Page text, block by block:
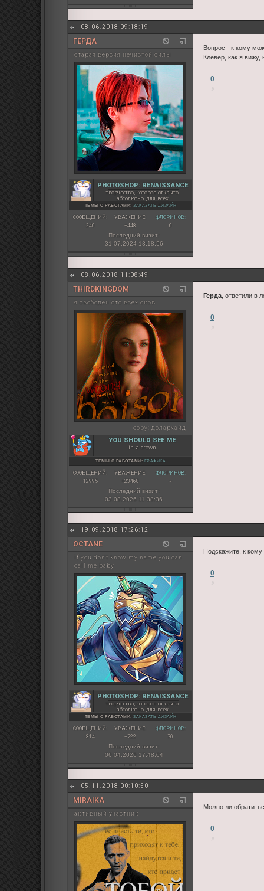
08.06.2018 09:18:19
ГЕРДA
старая версия нечистой силы
PHOTOSHOP: RENAISSANCE
творчество, которое открыто
абсолютно для всех
ТЕМЫ С РАБОТАМИ: ЗАКАЗАТЬ ДИЗАЙН
СООБЩЕНИЙ:
240
УВАЖЕНИЕ:
+448
ФЛОРИНОВ:
0
Последний визит:
31.07.2024 13:18:56
Вопрос - к кому
Клевер, как я
0
08.06.2018 11:08:49
THIRDKINGDOM
я свободен ото всех оков
copy: долархайд
YOU SHOULD SEE ME
in a crown
ТЕМЫ С РАБОТАМИ: ГРАФИКА
СООБЩЕНИЙ:
12995
УВАЖЕНИЕ:
+23468
ФЛОРИНОВ:
~
Последний визит:
03.08.2026 11:38:36
Гердa , ответили в
0
19.09.2018 17:26:12
OCTANE
if you don't know my name you can
call me baby
PHOTOSHOP: RENAISSANCE
творчество, которое открыто
абсолютно для всех
ТЕМЫ С РАБОТАМИ: ЗАКАЗАТЬ ДИЗАЙН
СООБЩЕНИЙ:
314
УВАЖЕНИЕ:
+722
ФЛОРИНОВ:
70
Последний визит:
06.04.2026 17:48:04
Подскажите, к
0
05.11.2018 00:10:50
MIRAIKA
активный участник
Можно ли
0